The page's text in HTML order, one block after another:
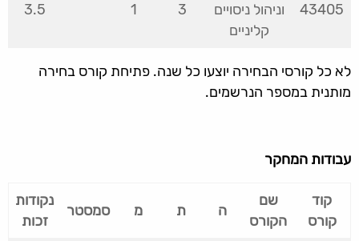
43405
וניהול ניסויים
קליניים
3
1
3.5
לא כל קורסי הבחירה יוצעו כל שנה. פתיחת קורס בחירה
מותנית במספר הנרשמים.
עבודות המחקר
קוד
קורס
שם
הקורס
ה ת מ סמסטר
נקודות
זכות